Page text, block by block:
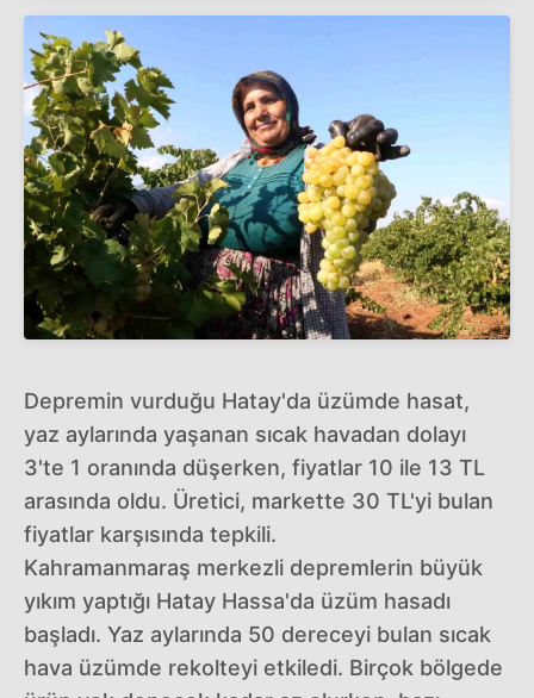
Depremin vurduğu Hatay'da üzümde hasat,
yaz aylarında yaşanan sıcak havadan dolayı
3'te 1 oranında düşerken, fiyatlar 10 ile 13 TL
arasında oldu. Üretici, markette 30 TL'yi bulan
fiyatlar karşısında tepkili.
Kahramanmaraş merkezli depremlerin büyük
yıkım yaptığı Hatay Hassa'da üzüm hasadı
başladı. Yaz aylarında 50 dereceyi bulan sıcak
hava üzümde rekolteyi etkiledi. Birçok bölgede